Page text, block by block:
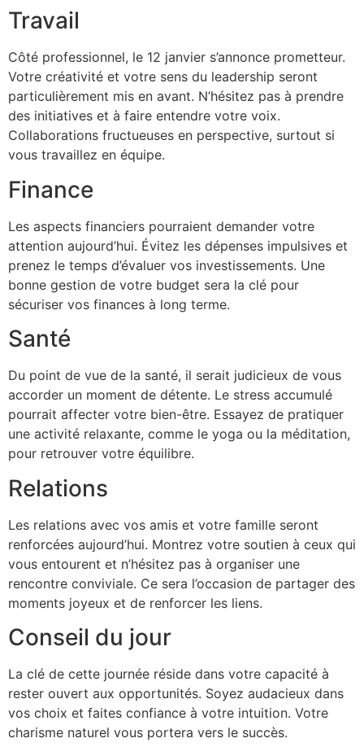
Travail
Côté professionnel, le 12 janvier s’annonce prometteur.
Votre créativité et votre sens du leadership seront
particulièrement mis en avant. N’hésitez pas à prendre
des initiatives et à faire entendre votre voix.
Collaborations fructueuses en perspective, surtout si
vous travaillez en équipe.
Finance
Les aspects financiers pourraient demander votre
attention aujourd’hui. Évitez les dépenses impulsives et
prenez le temps d’évaluer vos investissements. Une
bonne gestion de votre budget sera la clé pour
sécuriser vos finances à long terme.
Santé
Du point de vue de la santé, il serait judicieux de vous
accorder un moment de détente. Le stress accumulé
pourrait affecter votre bien-être. Essayez de pratiquer
une activité relaxante, comme le yoga ou la méditation,
pour retrouver votre équilibre.
Relations
Les relations avec vos amis et votre famille seront
renforcées aujourd’hui. Montrez votre soutien à ceux qui
vous entourent et n’hésitez pas à organiser une
rencontre conviviale. Ce sera l’occasion de partager des
moments joyeux et de renforcer les liens.
Conseil du jour
La clé de cette journée réside dans votre capacité à
rester ouvert aux opportunités. Soyez audacieux dans
vos choix et faites confiance à votre intuition. Votre
charisme naturel vous portera vers le succès.